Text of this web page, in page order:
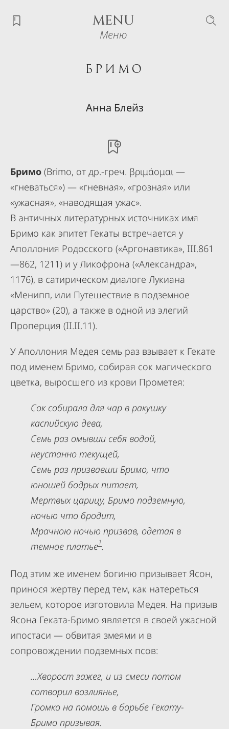
MENU
Меню
Бримо
Анна Блейз
Бримо (Brimo, от др.-греч. βριμάομαι —
«гневаться») — «гневная», «грозная» или
«ужасная», «наводящая ужас».
В античных литературных источниках имя
Бримо как эпитет Гекаты встречается у
Аполлония Родосского («Аргонавтика», III.861
—862, 1211) и у Ликофрона («Александра»,
1176), в сатирическом диалоге Лукиана
«Менипп, или Путешествие в подземное
царство» (20), а также в одной из элегий
Проперция (II.II.11).
У Аполлония Медея семь раз взывает к Гекате
под именем Бримо, собирая сок магического
цветка, выросшего из крови Прометея:
Сок собирала для чар в ракушку
каспийскую дева,
Семь раз омывши себя водой,
неустанно текущей,
Семь раз призвавши Бримо, что
юношей бодрых питает,
Мертвых царицу, Бримо подземную,
ночью что бродит,
Мрачною ночью призвав, одетая в
темное платье1.
Под этим же именем богиню призывает Ясон,
принося жертву перед тем, как натереться
зельем, которое изготовила Медея. На призыв
Ясона Геката-Бримо является в своей ужасной
ипостаси — обвитая змеями и в
сопровождении подземных псов:
…Хворост зажег, и из смеси потом
сотворил возлиянье,
Громко на помошь в борьбе Гекату-
Бримо призывая.